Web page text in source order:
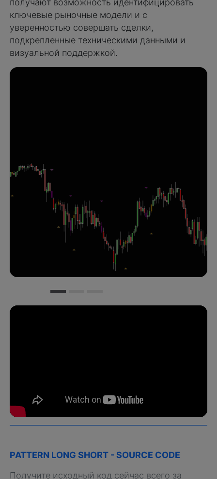
получают возможность идентифицировать
ключевые рыночные модели и с
уверенностью совершать сделки,
подкрепленные техническими данными и
визуальной поддержкой.
PATTERN LONG SHORT - SOURCE CODE
Получите исходный код сейчас всего за